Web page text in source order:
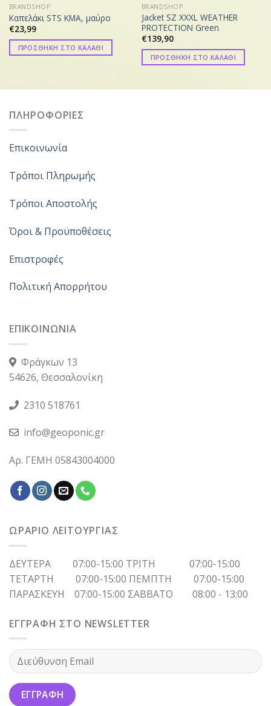
BRANDSHOP
Καπελάκι STS KMA, μαύρο
€23,99
ΠΡΟΣΘΗΚΗ ΣΤΟ ΚΑΛΑΘΙ
BRANDSHOP
Jacket SZ XXXL WEATHER
PROTECTION Green
€139,90
ΠΡΟΣΘΗΚΗ ΣΤΟ ΚΑΛΑΘΙ
ΠΛΗΡΟΦΟΡΙΕΣ
Επικοινωνία
Τρόποι Πληρωμής
Τρόποι Αποστολής
Όροι & Προϋποθέσεις
Επιστροφές
Πολιτική Απορρήτου
ΕΠΙΚΟΙΝΩΝΙΑ
Φράγκων 13
54626, Θεσσαλονίκη
2310 518761
info@geoponic.gr
Αρ. ΓΕΜΗ 05843004000
ΩΡΑΡΙΟ ΛΕΙΤΟΥΡΓΙΑΣ
ΔΕΥΤΕΡΑ 07:00-15:00 ΤΡΙΤΗ 07:00-15:00
ΤΕΤΑΡΤΗ 07:00-15:00 ΠΕΜΠΤΗ 07:00-15:00
ΠΑΡΑΣΚΕΥΗ 07:00-15:00 ΣΑΒΒΑΤΟ 08:00 - 13:00
ΕΓΓΡΑΦΗ ΣΤΟ NEWSLETTER